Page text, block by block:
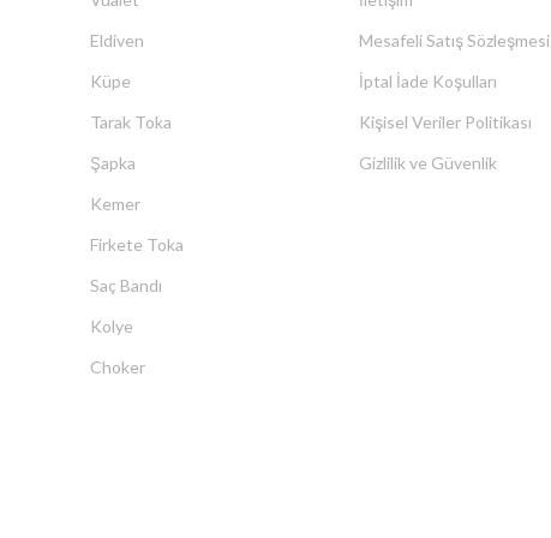
Eldiven
Küpe
Tarak Toka
Şapka
Kemer
Firkete Toka
Saç Bandı
Kolye
Choker
Mesafeli Satış Sözleşmesi
İptal İade Koşulları
Kişisel Veriler Politikası
Gizlilik ve Güvenlik